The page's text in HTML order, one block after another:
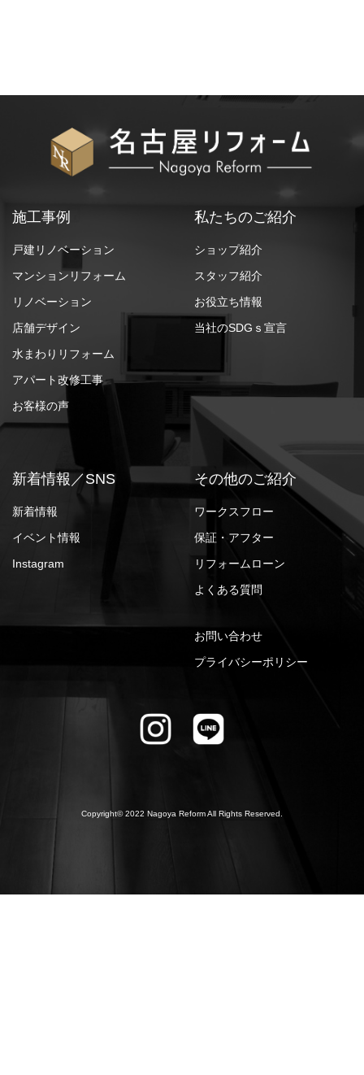
施工事例
戸建リノベーション
マンションリフォーム
リノベーション
店舗デザイン
水まわりリフォーム
アパート改修工事
お客様の声
私たちのご紹介
ショップ紹介
スタッフ紹介
お役立ち情報
当社のSDGｓ宣言
新着情報／SNS
新着情報
イベント情報
Instagram
その他のご紹介
ワークスフロー
保証・アフター
リフォームローン
よくある質問
お問い合わせ
プライバシーポリシー
Copyright© 2022 Nagoya Reform All Rights Reserved.